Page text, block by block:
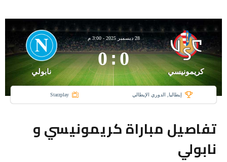
كريمونيسي
28 ديسمبر 2025 -3:00 م
0
:
0
نابولي
إيطاليا, الدوري الإيطالي Starzplay
تفاصيل مباراة كريمونيسي و
نابولي